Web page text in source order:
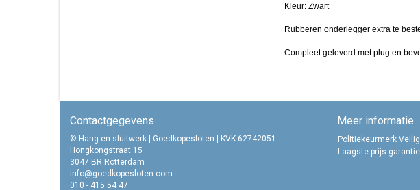
Kleur: Zwart
Rubberen onderlegger extra te
Compleet geleverd met plug en
Contactgegevens
© Hang en sluitwerk | Goedkopesloten | KVK 62742051
Hongkongstraat 15
3047 BR Rotterdam
info@goedkopesloten.com
010 - 415 54 47
Meer informatie
Politiekeurmerk
Laagste prijs garantie